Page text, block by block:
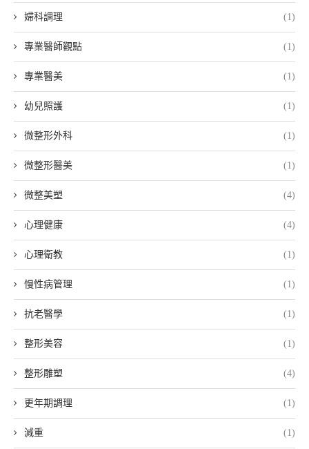
婦科調理 (1)
專業醫師觀點 (1)
專業醫美 (1)
幼兒照護 (1)
微整形外科 (1)
微整形醫美 (1)
微整美塑 (4)
心理健康 (4)
心理衛教 (1)
慢性病管理 (1)
抗老醫學 (1)
整形美容 (1)
整形雕塑 (4)
更年期調理 (1)
減重 (1)